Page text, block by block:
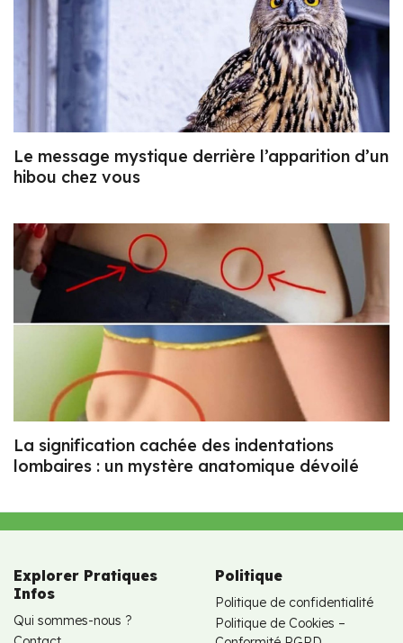
Le message mystique derrière l’apparition d’un
hibou chez vous
La signification cachée des indentations
lombaires : un mystère anatomique dévoilé
Explorer Pratiques
Infos
Qui sommes-nous ?
Politique
Politique de confidentialité
Politique de Cookies –